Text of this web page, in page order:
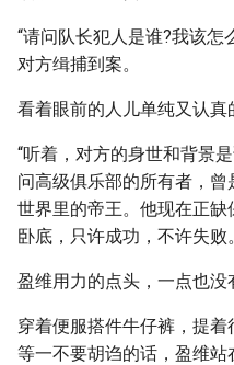
“请问队长犯人是谁?我该怎
对方缉捕到案。
看着眼前的人儿单纯又认真
“听着，对方的身世和背景
问高级俱乐部的所有者，
世界里的帝王。他现在正
卧底，只许成功，不许失败
盈维用力的点头，一点也没
穿着便服搭件牛仔裤，提
等一不要胡诌的话，盈维